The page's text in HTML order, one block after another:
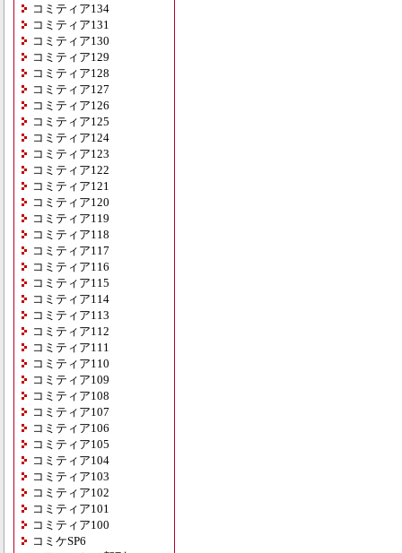
コミティア134
コミティア131
コミティア130
コミティア129
コミティア128
コミティア127
コミティア126
コミティア125
コミティア124
コミティア123
コミティア122
コミティア121
コミティア120
コミティア119
コミティア118
コミティア117
コミティア116
コミティア115
コミティア114
コミティア113
コミティア112
コミティア111
コミティア110
コミティア109
コミティア108
コミティア107
コミティア106
コミティア105
コミティア104
コミティア103
コミティア102
コミティア101
コミティア100
コミケSP6